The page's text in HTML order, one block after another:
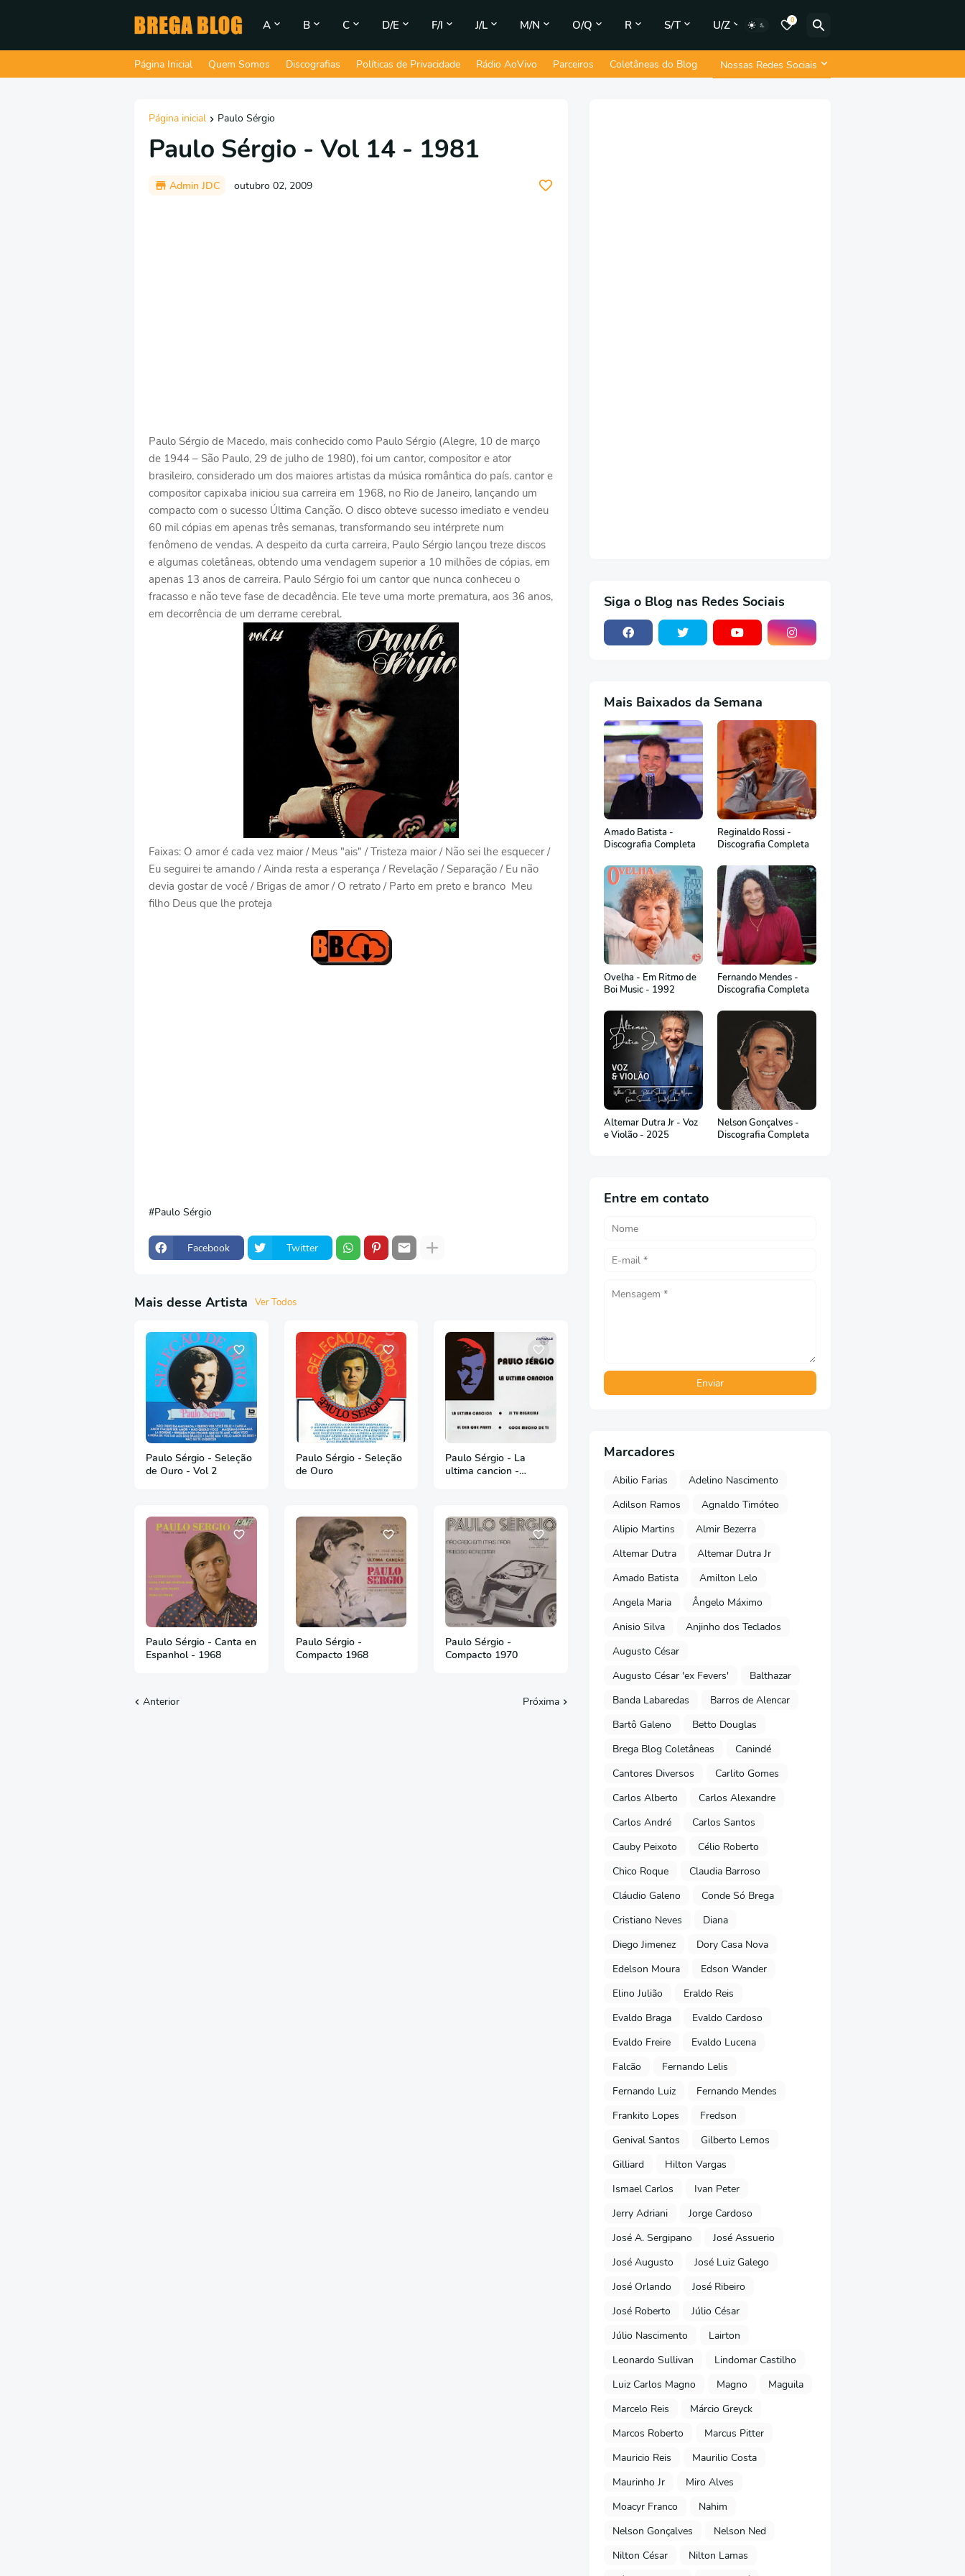
A B C D/E F/I J/L M/N O/Q R S/T U/Z 0
Página Inicial Quem Somos Discografias Políticas de Privacidade Rádio AoVivo Parceiros Coletâneas do Blog Nossas Redes Sociais
Página inicial Paulo Sérgio
Paulo Sérgio - Vol 14 - 1981
Admin JDC outubro 02, 2009
Paulo Sérgio de Macedo, mais conhecido como Paulo Sérgio (Alegre, 10 de março
de 1944 – São Paulo, 29 de julho de 1980), foi um cantor, compositor e ator
brasileiro, considerado um dos maiores artistas da música romântica do país. cantor e
compositor capixaba iniciou sua carreira em 1968, no Rio de Janeiro, lançando um
compacto com o sucesso Última Canção. O disco obteve sucesso imediato e vendeu
60 mil cópias em apenas três semanas, transformando seu intérprete num
fenômeno de vendas. A despeito da curta carreira, Paulo Sérgio lançou treze discos
e algumas coletâneas, obtendo uma vendagem superior a 10 milhões de cópias, em
apenas 13 anos de carreira. Paulo Sérgio foi um cantor que nunca conheceu o
fracasso e não teve fase de decadência. Ele teve uma morte prematura, aos 36 anos,
em decorrência de um derrame cerebral.
Faixas: O amor é cada vez maior / Meus "ais" / Tristeza maior / Não sei lhe esquecer /
Eu seguirei te amando / Ainda resta a esperança / Revelação / Separação / Eu não
devia gostar de você / Brigas de amor / O retrato / Parto em preto e branco Meu
filho Deus que lhe proteja
Paulo Sérgio
Facebook Twitter
Mais desse Artista Ver Todos
Paulo Sérgio - Seleção
de Ouro - Vol 2
Paulo Sérgio - Seleção
de Ouro
Paulo Sérgio - La
ultima cancion -
Paulo Sérgio - Canta en
Espanhol - 1968
Paulo Sérgio -
Compacto 1968
Paulo Sérgio -
Compacto 1970
Anterior Próxima
Siga o Blog nas Redes Sociais
Mais Baixados da Semana
Amado Batista -
Discografia Completa
Reginaldo Rossi -
Discografia Completa
Ovelha - Em Ritmo de
Boi Music - 1992
Fernando Mendes -
Discografia Completa
Altemar Dutra Jr - Voz
e Violão - 2025
Nelson Gonçalves -
Discografia Completa
Entre em contato
Marcadores
Abilio Farias
Adelino Nascimento
Adilson Ramos
Agnaldo Timóteo
Alipio Martins
Almir Bezerra
Altemar Dutra
Altemar Dutra Jr
Amado Batista
Amilton Lelo
Angela Maria
Ângelo Máximo
Anisio Silva
Anjinho dos Teclados
Augusto César
Augusto César 'ex Fevers'
Balthazar
Banda Labaredas
Barros de Alencar
Bartô Galeno
Betto Douglas
Brega Blog Coletâneas
Canindé
Cantores Diversos
Carlito Gomes
Carlos Alberto
Carlos Alexandre
Carlos André
Carlos Santos
Cauby Peixoto
Célio Roberto
Chico Roque
Claudia Barroso
Cláudio Galeno
Conde Só Brega
Cristiano Neves
Diana
Diego Jimenez
Dory Casa Nova
Edelson Moura
Edson Wander
Elino Julião
Eraldo Reis
Evaldo Braga
Evaldo Cardoso
Evaldo Freire
Evaldo Lucena
Falcão
Fernando Lelis
Fernando Luiz
Fernando Mendes
Frankito Lopes
Fredson
Genival Santos
Gilberto Lemos
Gilliard
Hilton Vargas
Ismael Carlos
Ivan Peter
Jerry Adriani
Jorge Cardoso
José A. Sergipano
José Assuerio
José Augusto
José Luiz Galego
José Orlando
José Ribeiro
José Roberto
Júlio César
Júlio Nascimento
Lairton
Leonardo Sullivan
Lindomar Castilho
Luiz Carlos Magno
Magno
Maguila
Marcelo Reis
Márcio Greyck
Marcos Roberto
Marcus Pitter
Mauricio Reis
Maurilio Costa
Maurinho Jr
Miro Alves
Moacyr Franco
Nahim
Nelson Gonçalves
Nelson Ned
Nilton César
Nilton Lamas